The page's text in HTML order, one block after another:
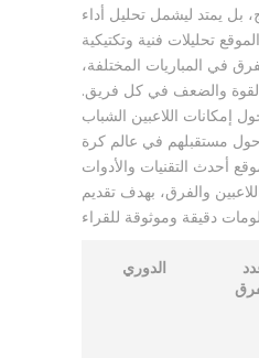
بل يمتد ليشمل تحليل أداء
تحليلات فنية وتكتيكية
في المباريات المختلفة،
والضعف في كل فريق.
إمكانات اللاعبين الشباب
حول مستقبلهم في عالم كرة
أحدث التقنيات والأدوات
والفرق، بهدف تقديم
الدوري